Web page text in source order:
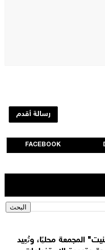
رسالة أقدم
FACEBOOK
المجمعة محليًا، وتُعِيد